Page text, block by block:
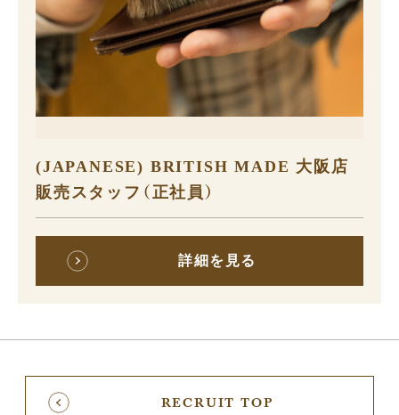
(JAPANESE) BRITISH MADE 大阪店
販売スタッフ（正社員）
詳細を見る
RECRUIT TOP